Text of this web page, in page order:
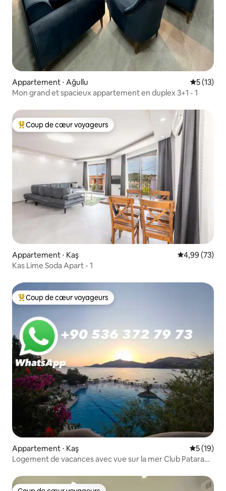
Appartement ⋅ Ağullu
5 (13)
Mon grand et spacieux appartement en duplex 3+1 - 1
Coups de cœur voyageurs les plus appréciés
Coup de cœur voyageurs
Appartement ⋅ Kaş Évaluation
4,99 (73)
Kas Lime Soda Apart - 1
Coups de cœur voyageurs les plus appréciés
Coup de cœur voyageurs
Appartement ⋅ Kaş
5 (19)
Logement de vacances avec vue sur la mer Club Patara